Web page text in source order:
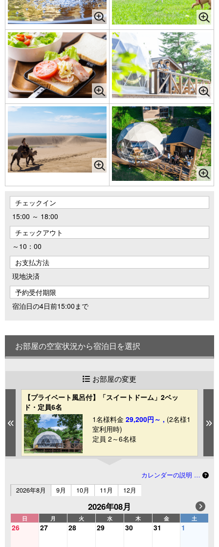
チェックイン
15:00 ～ 18:00
チェックアウト
～10：00
お支払方法
現地決済
予約受付期限
宿泊日の4日前15:00まで
お部屋の空室状況から宿泊日を選択
お部屋の変更
Previous
【プライベート風呂付】「スイートドーム」2ベッ
ド・定員6名
1名様料金 29,200円～ , (2名様1
室利用時)
定員 2～6名様
カレンダーの説明 …
2026年8月
9月 10月 11月 12月
2026年08月
日 月 火 水 木 金 土
26 27 28 29 30 31 1